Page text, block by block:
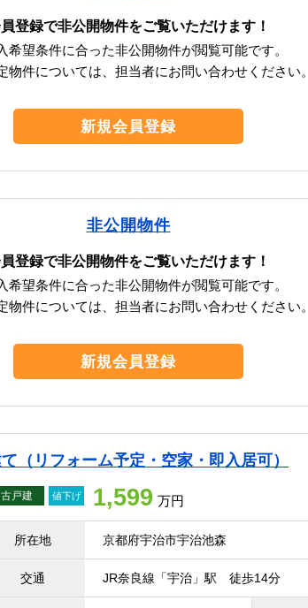
登録で非公開物件をご覧いただけます！
希望条件に合った非公開物件が閲覧可能です。
物件については、担当者にお問い合わせください。
新規会員登録
非公開物件
登録で非公開物件をご覧いただけます！
希望条件に合った非公開物件が閲覧可能です。
物件については、担当者にお問い合わせください。
新規会員登録
（リフォーム予定・空家・即入居可）
戸建 値下げ 1,599 万円
所在地 京都府宇治市宇治池森
交通 JR奈良線「宇治」駅 徒歩14分